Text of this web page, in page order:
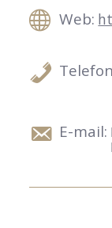
Web:
E-mail: